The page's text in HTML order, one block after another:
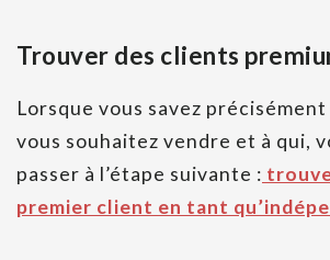
Trouver des clients
Lorsque vous savez
vous souhaitez vendre et à qui,
passer à l’étape suivante :
premier client en tant